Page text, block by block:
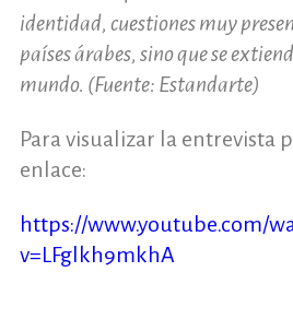
identidad, cuestiones muy
países árabes, sino que se
mundo. (Fuente: Estandarte)
Para visualizar la entrevista
enlace:
https://www.youtube.com/
v=LFglkh9mkhA